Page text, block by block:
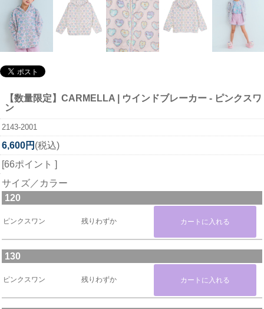
【数量限定】CARMELLA | ウインドブレーカー - ピンクスワ
ン
2143-2001
6,600円 (税込)
[66ポイント ]
サイズ／カラー
120
ピンクスワン 残りわずか
130
ピンクスワン 残りわずか